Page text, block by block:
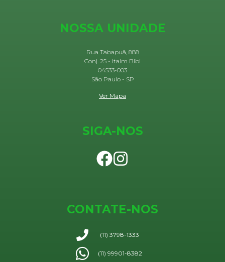
NOSSA UNIDADE
Rua Tabapuã, 888
Conj. 25 - Itaim Bibi
04533-003
São Paulo - SP
Ver Mapa
SIGA-NOS
CONTATE-NOS
(11) 3798-1333
(11) 99901-8382